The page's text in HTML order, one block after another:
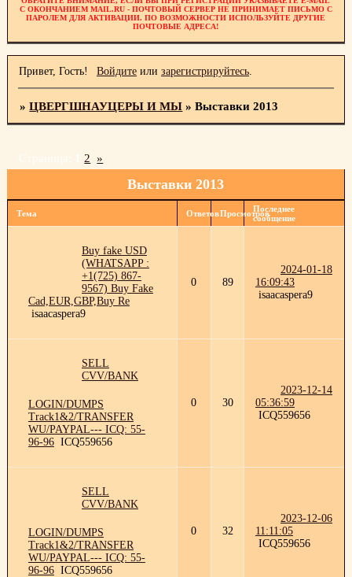
С ОКОНЧАНИЕМ MAIL.RU - ПОЧТОВЫЙ СЕРВЕР НЕ ПРИНИМАЕТ ПИСЬМО С
ПАРОЛЕМ ДЛЯ АКТИВАЦИИ. ПО ВОЗМОЖНОСТИ ИСПОЛЬЗУЙТЕ ДРУГИЕ
ПОЧТОВЫЕ АДРЕСА!
Привет, Гость! Войдитеили зарегистрируйтесь.
»ЦВЕРГШНАУЦЕРЫ И МЫ »Выставки 2013
Выставки 2013
Страница: 1 2 »
Тема ОтветовПросмотровПоследнее
сообщение
Buy fake USD
(WHATSAPP :
+1(725) 867-
9567) Buy Fake
Cad,EUR,GBP,Buy Re
isaacaspera9
0 89
2024-01-18
16:09:43
isaacaspera9
SELL
CVV/BANK
LOGIN/DUMPS
Track1&2/TRANSFER
WU/PAYPAL--- ICQ: 55-
96-96 ICQ559656
0 30
2023-12-14
05:36:59
ICQ559656
SELL
CVV/BANK
LOGIN/DUMPS
Track1&2/TRANSFER
WU/PAYPAL--- ICQ: 55-
96-96 ICQ559656
0 32
2023-12-06
11:11:05
ICQ559656